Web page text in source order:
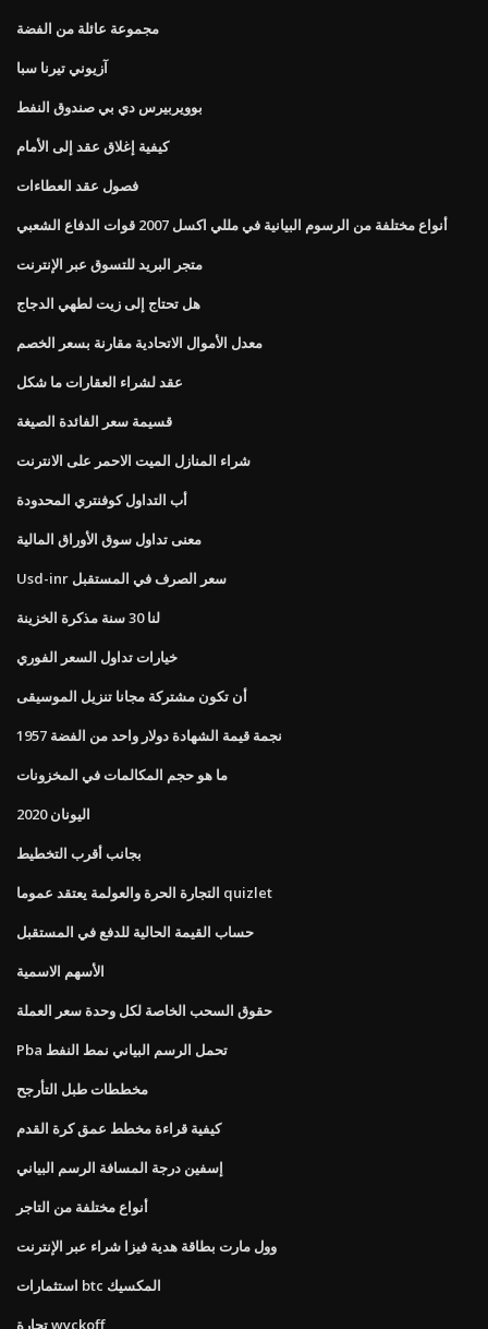
مجموعة عائلة من الفضة
آزيوني تيرنا سبا
بوويربيرس دي بي صندوق النفط
كيفية إغلاق عقد إلى الأمام
فصول عقد العطاءات
أنواع مختلفة من الرسوم البيانية في مللي اكسل 2007 قوات الدفاع الشعبي
متجر البريد للتسوق عبر الإنترنت
هل تحتاج إلى زيت لطهي الدجاج
معدل الأموال الاتحادية مقارنة بسعر الخصم
عقد لشراء العقارات ما شكل
قسيمة سعر الفائدة الصيغة
شراء المنازل الميت الاحمر على الانترنت
أب التداول كوفنتري المحدودة
معنى تداول سوق الأوراق المالية
Usd-inr سعر الصرف في المستقبل
لنا 30 سنة مذكرة الخزينة
خيارات تداول السعر الفوري
أن تكون مشتركة مجانا تنزيل الموسيقى
1957 نجمة قيمة الشهادة دولار واحد من الفضة
ما هو حجم المكالمات في المخزونات
اليونان 2020
بجانب أقرب التخطيط
التجارة الحرة والعولمة يعتقد عموما quizlet
حساب القيمة الحالية للدفع في المستقبل
الأسهم الاسمية
حقوق السحب الخاصة لكل وحدة سعر العملة
Pba تحمل الرسم البياني نمط النفط
مخططات طبل التأرجح
كيفية قراءة مخطط عمق كرة القدم
إسفين درجة المسافة الرسم البياني
أنواع مختلفة من التاجر
وول مارت بطاقة هدية فيزا شراء عبر الإنترنت
استثمارات btc المكسيك
تجارة wyckoff